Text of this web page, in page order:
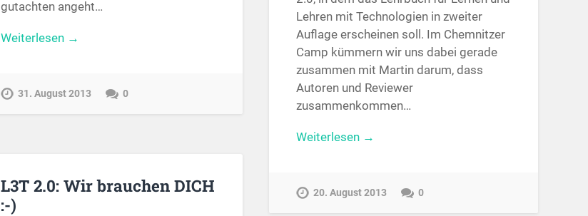
gutachten angeht…
Weiterlesen →
31. August 2013 0
Lehren mit Technologien in zweiter
Auflage erscheinen soll. Im Chemnitzer
Camp kümmern wir uns dabei gerade
zusammen mit Martin darum, dass
Autoren und Reviewer
zusammenkommen…
Weiterlesen →
20. August 2013 0
L3T 2.0: Wir brauchen DICH
:-)